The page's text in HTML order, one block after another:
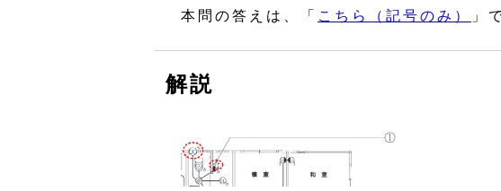
本問の答えは、「 こちら（記号のみ） 」
解説